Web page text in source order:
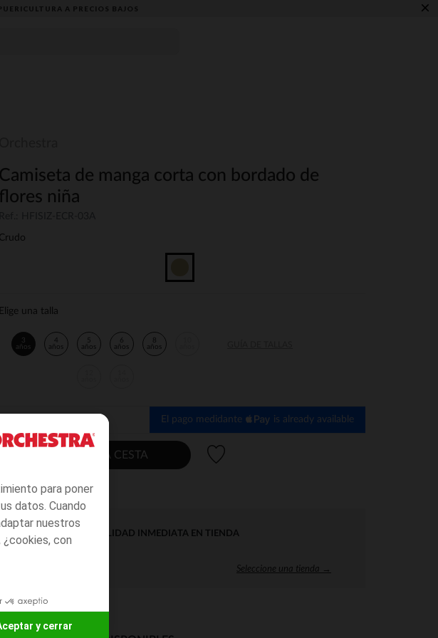
para poner
datos. Cuando
nuestros
con
y cerrar
A PRECIOS BAJOS ×
Camiseta de manga corta con bordado de
flores niña
Crudo
Elige una talla
3
años
4
años
5
años
6
años
8
años
El pago medidante is already available
AÑADIR A LA CESTA
DISPONIBILIDAD INMEDIATA EN TIENDA
Seleccione una tienda →